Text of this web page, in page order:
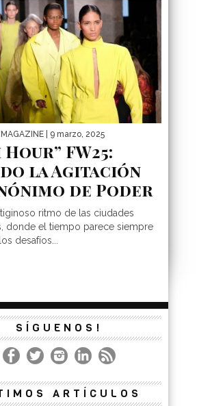
MAGAZINE | 9 marzo, 2025
FW25:
la Agitación
de Poder
ritmo de las ciudades
donde el tiempo parece siempre
desafíos...
SÍGUENOS!
ARTÍCULOS